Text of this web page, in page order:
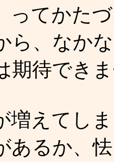
ってかた
ら、なか
期待でき
増えてし
あるか、